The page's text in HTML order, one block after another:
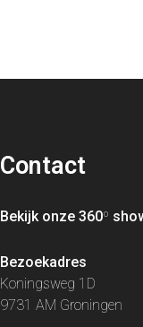
Contact
Bekijk onze 360º
Bezoekadres
Koningsweg 1D
9731 AM Groningen